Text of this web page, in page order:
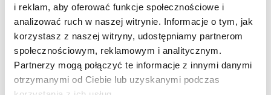
i reklam, aby oferować funkcje społecznościowe i
analizować ruch w naszej witrynie. Informacje o tym, jak
korzystasz z naszej witryny, udostępniamy partnerom
społecznościowym, reklamowym i analitycznym.
Partnerzy mogą połączyć te informacje z innymi danymi
otrzymanymi od Ciebie lub uzyskanymi podczas
Pulsoksymetry
Ciśnieniomierze
Inhalatory
Instrumenty diagnostyczne
Artykuły Przeciwodleżynowe
Stetoskopy
Termometry
Zobacz wszystko